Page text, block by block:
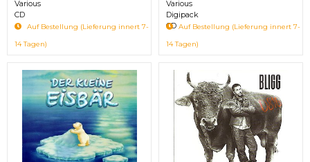
Various
CD
Auf Bestellung (Lieferung innert 7-
14 Tagen)
Various
Digipack
CD Auf Bestellung (Lieferung innert 7-
14 Tagen)